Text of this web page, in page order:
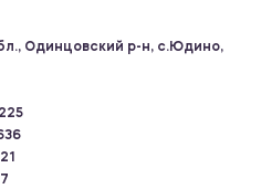
Одинцовский р-н, с.Юдино,